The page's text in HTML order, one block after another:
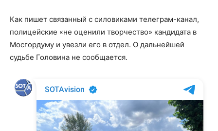
Как пишет связанный с силовиками телеграм-канал,
полицейские «не оценили творчество» кандидата в
Мосгордуму и увезли его в отдел. О дальнейшей
судьбе Головина не сообщается.